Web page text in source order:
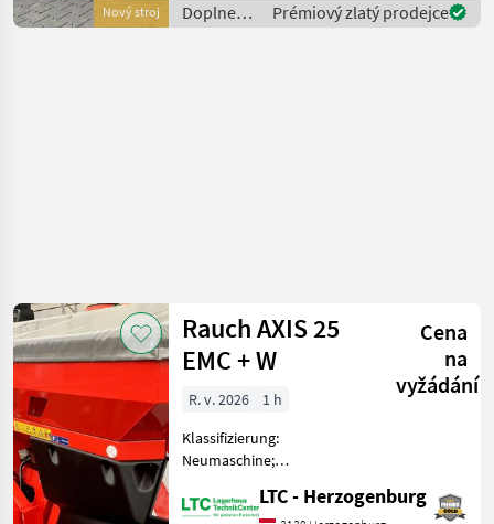
Nový stroj
hmotnost
Doplnenie
živin a
Prémiový zlatý prodejce
Rauch AXIS 25
EMC + W
Cena
na
vyžádání
R. v. 2026
1 h
Klassifizierung:
Neumaschine;
Arbeitsbreite: 21; Bauart:
LTC - Herzogenburg